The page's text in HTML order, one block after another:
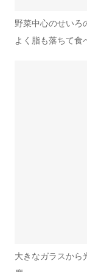
野菜中心のせいろ
よく脂も落ちて食
大きなガラスから